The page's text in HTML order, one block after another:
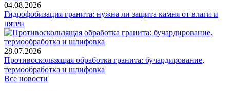
04.08.2026
Гидрофобизация гранита: нужна ли защита камня от влаги и
пятен
28.07.2026
Противоскользящая обработка гранита: бучардирование,
термообработка и шлифовка
Все новости